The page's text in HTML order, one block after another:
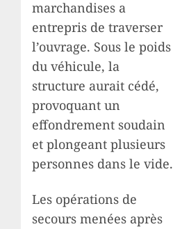
marchandises a
entrepris de traverser
l’ouvrage. Sous le poids
du véhicule, la
structure aurait cédé,
provoquant un
effondrement soudain
et plongeant plusieurs
personnes dans le vide.
Les opérations de
secours menées après